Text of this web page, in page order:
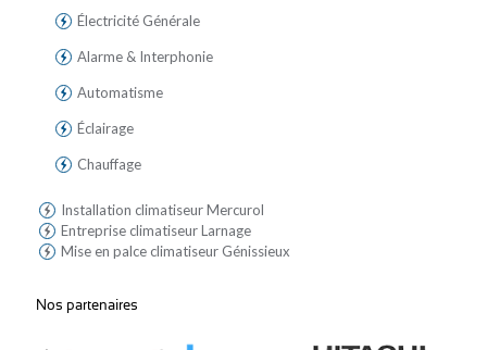
Électricité Générale
Alarme & Interphonie
Automatisme
Éclairage
Chauffage
Installation climatiseur Mercurol
Entreprise climatiseur Larnage
Mise en palce climatiseur Génissieux
Nos partenaires